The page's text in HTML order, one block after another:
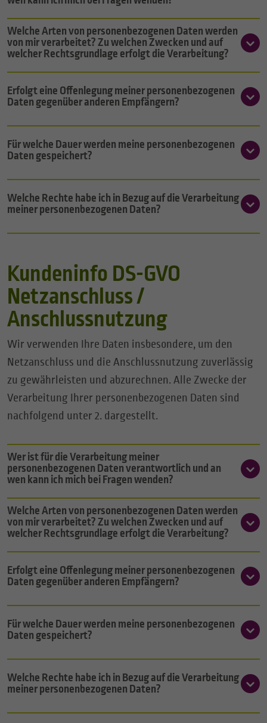
Welche Arten von personenbezogenen Daten werden
von mir verarbeitet? Zu welchen Zwecken und auf
welcher Rechtsgrundlage erfolgt die Verarbeitung?
Erfolgt eine Offenlegung meiner personenbezogenen
Daten gegenüber anderen Empfängern?
Für welche Dauer werden meine personenbezogenen
Daten gespeichert?
Welche Rechte habe ich in Bezug auf die Verarbeitung
meiner personenbezogenen Daten?
Kundeninfo DS-GVO
Netzanschluss /
Anschlussnutzung
Wir verwenden Ihre Daten insbesondere, um den
Netzanschluss und die Anschlussnutzung zuverlässig
zu gewährleisten und abzurechnen. Alle Zwecke der
Verarbeitung Ihrer personenbezogenen Daten sind
nachfolgend unter 2. dargestellt.
Wer ist für die Verarbeitung meiner
personenbezogenen Daten verantwortlich und an
wen kann ich mich bei Fragen wenden?
Welche Arten von personenbezogenen Daten werden
von mir verarbeitet? Zu welchen Zwecken und auf
welcher Rechtsgrundlage erfolgt die Verarbeitung?
Erfolgt eine Offenlegung meiner personenbezogenen
Daten gegenüber anderen Empfängern?
Für welche Dauer werden meine personenbezogenen
Daten gespeichert?
Welche Rechte habe ich in Bezug auf die Verarbeitung
meiner personenbezogenen Daten?